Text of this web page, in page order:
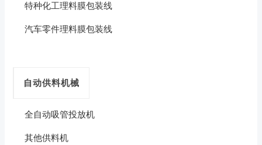
特种化工理料膜包装线
汽车零件理料膜包装线
自动供料机械
全自动吸管投放机
其他供料机